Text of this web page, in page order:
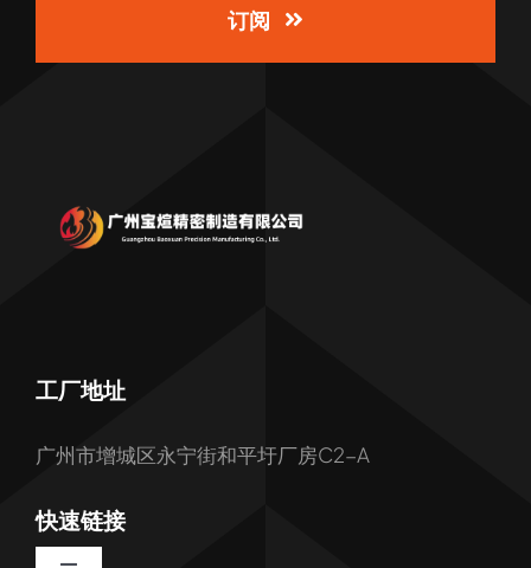
订阅
工厂地址
广州市增城区永宁街和平圩厂房C2-A
快速链接